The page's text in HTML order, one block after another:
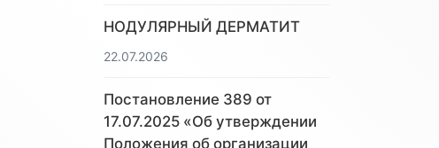
НОДУЛЯРНЫЙ ДЕРМАТИТ
22.07.2026
Постановление 389 от
17.07.2025 «Об утверждении
Положения об организации